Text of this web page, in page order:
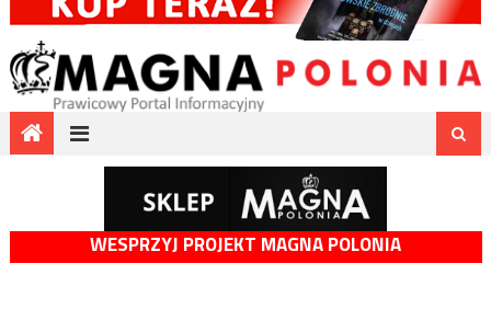
WESPRZYJ PROJEKT MAGNA POLONIA